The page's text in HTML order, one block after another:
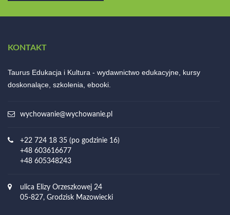
KONTAKT
Taurus Edukacja i Kultura - wydawnictwo edukacyjne, kursy
doskonalące, szkolenia, ebooki.
wychowanie@wychowanie.pl
+22 724 18 35 (po godzinie 16)
+48 603616677
+48 605348243
ulica Elizy Orzeszkowej 24
05-827, Grodzisk Mazowiecki